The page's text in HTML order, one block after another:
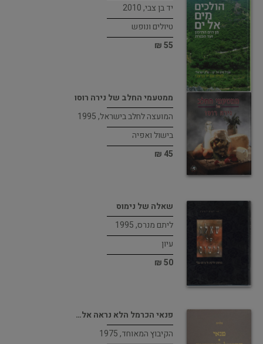
יד בן צבי, 2010
טיולים ונופש
55 ₪
ממטעמי החלב של נירה רוסו
המועצה לחלב בישראל, 1995
בישול ואפיה
45 ₪
שאלה של נימוס
ליתם מנרס, 1995
עיון
50 ₪
פנאי הכרמל הלא נראה אל…
הקיבוץ המאוחד, 1975